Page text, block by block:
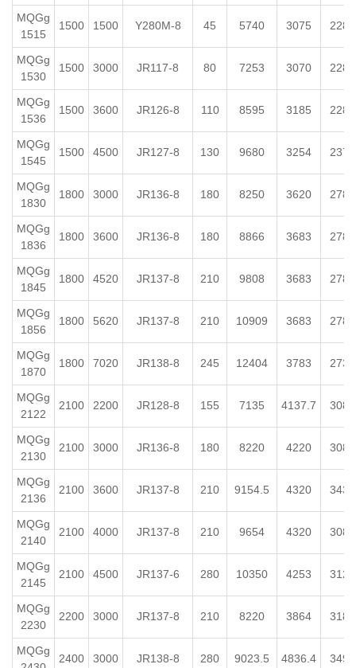
MQGg
1515
1500 1500 Y280M-8 45 5740 3075 2280
MQGg
1530
1500 3000 JR117-8 80 7253 3070 2280
MQGg
1536
1500 3600 JR126-8 110 8595 3185 2280
MQGg
1545
1500 4500 JR127-8 130 9680 3254 2370
MQGg
1830
1800 3000 JR136-8 180 8250 3620 2785
MQGg
1836
1800 3600 JR136-8 180 8866 3683 2785
MQGg
1845
1800 4520 JR137-8 210 9808 3683 2785
MQGg
1856
1800 5620 JR137-8 210 10909 3683 2785
MQGg
1870
1800 7020 JR138-8 245 12404 3783 2735
MQGg
2122
2100 2200 JR128-8 155 7135 4137.7 3083
MQGg
2130
2100 3000 JR136-8 180 8220 4220 3083
MQGg
2136
2100 3600 JR137-8 210 9154.5 4320 3433
MQGg
2140
2100 4000 JR137-8 210 9654 4320 3083
MQGg
2145
2100 4500 JR137-6 280 10350 4253 3125
MQGg
2230
2200 3000 JR137-8 210 8220 3864 3183
MQGg
2400 3000 JR138-8 280 9023.5 4836.4 3490